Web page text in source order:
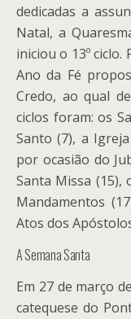
dedicadas a
Natal, a
iniciou o 13º
Ano da Fé
Credo, ao qual
ciclos foram: os
Santo (7), a
por ocasião do
Santa Missa (15),
Mandamentos
Atos dos
A Semana Santa
Em 27 de março
catequese do